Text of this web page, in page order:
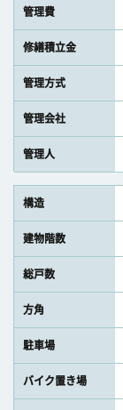
管理費
修繕積立金
管理方式
管理会社
管理人
構造
建物階数
総戸数
方角
駐車場
バイク置き場